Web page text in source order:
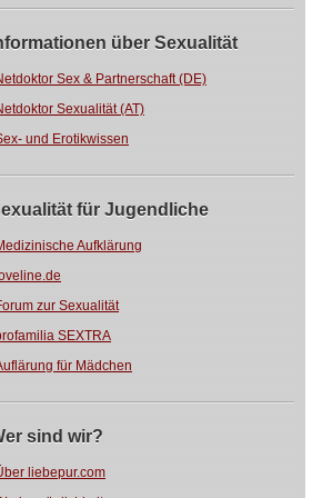
über Sexualität
Sex & Partnerschaft (DE)
Sexualität (AT)
und Erotikwissen
für Jugendliche
Aufklärung
zur Sexualität
SEXTRA
für Mädchen
sind wir?
liebepur.com